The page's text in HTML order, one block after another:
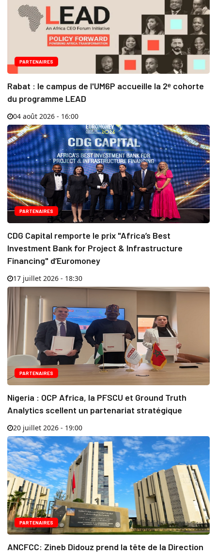
PARTENAIRES
Rabat : le campus de l'UM6P accueille la 2ᵉ cohorte
du programme LEAD
04 août 2026 - 16:00
PARTENAIRES
CDG Capital remporte le prix "Africa’s Best
Investment Bank for Project & Infrastructure
Financing" d’Euromoney
17 juillet 2026 - 18:30
PARTENAIRES
Nigeria : OCP Africa, la PFSCU et Ground Truth
Analytics scellent un partenariat stratégique
20 juillet 2026 - 19:00
PARTENAIRES
ANCFCC: Zineb Didouz prend la tête de la Direction